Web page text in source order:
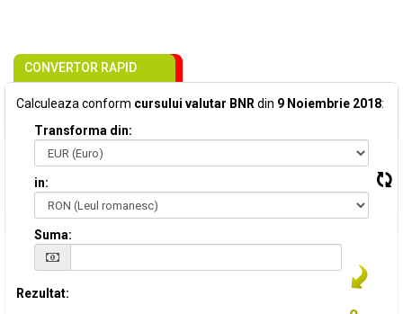
CONVERTOR RAPID
Calculeaza conform cursului valutar BNR din 9 Noiembrie 2018:
Transforma din:
in:
Suma:
Rezultat: